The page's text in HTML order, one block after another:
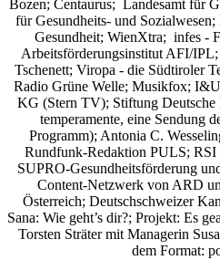
Bozen; Centaurus; Landesamt für
für Gesundheits- und
Gesundheit; WienXtra; infes -
Arbeitsförderungsinstitut AFI/
Tschenett; Viropa - die Südtiroler
Radio Grüne Welle; Musikfox;
KG (Stern TV); Stiftung Deutsche
temperamente, eine Sendung
Programm); Antonia C.
Rundfunk-Redaktion PULS; RSI
SUPRO-Gesundheitsförderung
Content-Netzwerk von ARD
Österreich; Deutschschweizer
Sana: Wie geht’s dir?; Projekt: Es
Torsten Sträter mit Managerin
dem Format: